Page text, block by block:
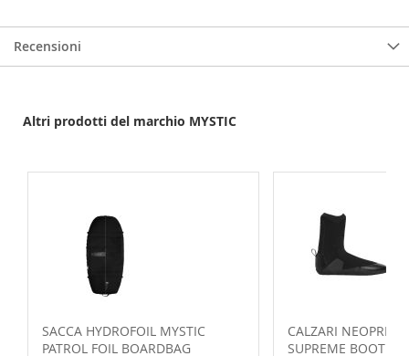
Recensioni
Altri prodotti del marchio MYSTIC
SACCA HYDROFOIL MYSTIC
PATROL FOIL BOARDBAG
CALZARI
SUPREME BOOT